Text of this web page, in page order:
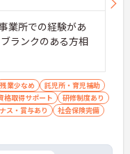
業所での経験があ
ランクのある方相
残業少なめ
託児所・育児補助
格取得サポート
研修制度あり
ス・賞与あり
社会保険完備